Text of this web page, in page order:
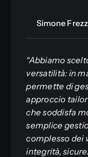
Simone
“Abbiamo
versatilità: in
permette di
approccio
che soddisfa
semplice
complesso dei
integrità,